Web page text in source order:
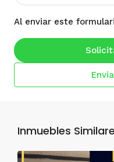
Al enviar este
Inmuebles